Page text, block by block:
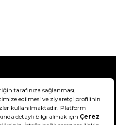
Teslimat Bilgisi
Şartlar & Koşullar